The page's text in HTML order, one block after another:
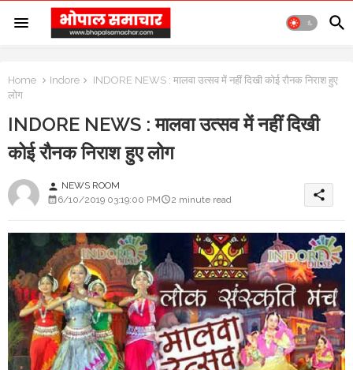
Home Indore
INDORE NEWS : मालवा उत्सव में नहीं दिखी कोई रौनक निराश हुए
लोग
INDORE NEWS : मालवा उत्सव में नहीं दिखी
कोई रौनक निराश हुए लोग
person NEWS ROOM
6/10/2019 03:19:00 PM
2 minute read share